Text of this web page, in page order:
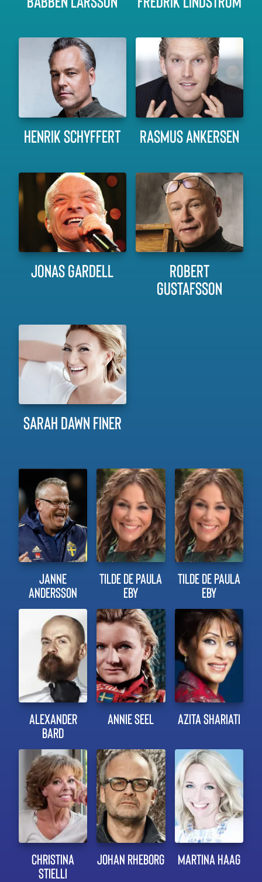
HENRIK SCHYFFERT RASMUS ANKERSEN
JONAS GARDELL
ROBERT
GUSTAFSSON
SARAH DAWN FINER
JANNE
ANDERSSON
TILDE DE PAULA
EBY
TILDE DE PAULA
EBY
ALEXANDER
BARD
ANNIE SEEL AZITA SHARIATI
CHRISTINA
STIELLI
JOHAN RHEBORG MARTINA HAAG